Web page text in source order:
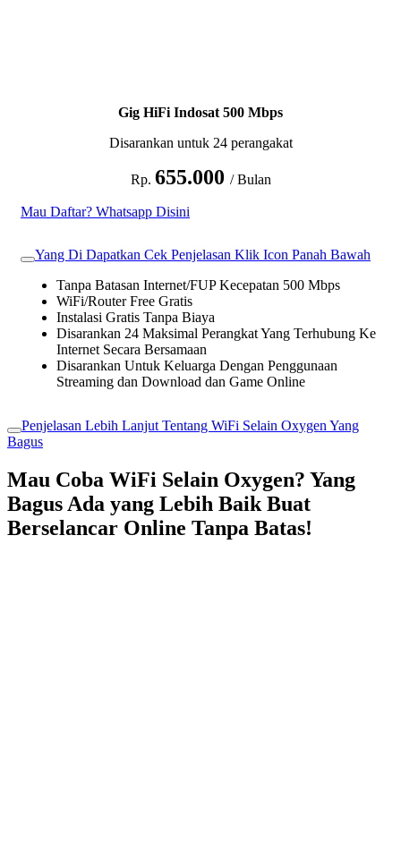
Gig HiFi Indosat 500 Mbps
Disarankan untuk 24 perangakat
Rp. 655.000 / Bulan
Mau Daftar? Whatsapp Disini
Yang Di Dapatkan Cek Penjelasan Klik Icon Panah Bawah
Tanpa Batasan Internet/FUP Kecepatan 500 Mbps
WiFi/Router Free Gratis
Instalasi Gratis Tanpa Biaya
Disarankan 24 Maksimal Perangkat Yang Terhubung Ke
Internet Secara Bersamaan
Disarankan Untuk Keluarga Dengan Penggunaan
Streaming dan Download dan Game Online
Penjelasan Lebih Lanjut Tentang WiFi Selain Oxygen Yang
Bagus
Mau Coba WiFi Selain Oxygen? Yang
Bagus Ada yang Lebih Baik Buat
Berselancar Online Tanpa Batas!